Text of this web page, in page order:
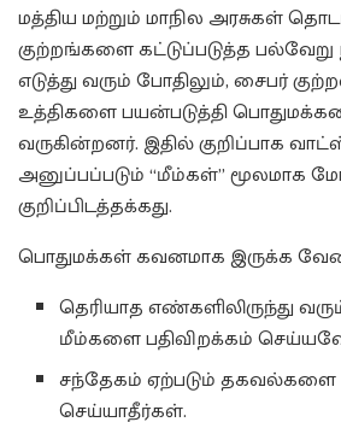
மத்திய மற்றும் மாநில அரசுகள்
குற்றங்களை கட்டுப்படுத்த
எடுத்து வரும் போதிலும், சைபர்
உத்திகளை பயன்படுத்தி
வருகின்றனர். இதில் குறிப்பாக
அனுப்பப்படும் “மீம்கள்” மூலமாக
குறிப்பிடத்தக்கது.
பொதுமக்கள் கவனமாக இருக்க
தெரியாத எண்களிலிருந்து
மீம்களை பதிவிறக்கம்
சந்தேகம் ஏற்படும் தகவல்களை
செய்யாதீர்கள்.